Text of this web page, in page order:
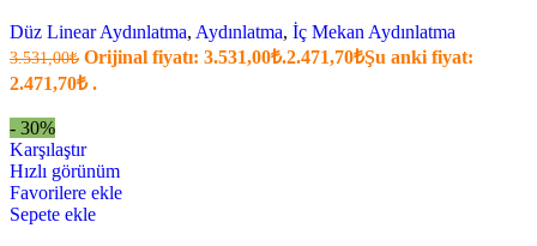
Düz Linear Aydınlatma, Aydınlatma, İç Mekan Aydınlatma
3.531,00₺ Orijinal fiyatı: 3.531,00₺.2.471,70₺Şu anki fiyat:
2.471,70₺ .
- 30%
Karşılaştır
Hızlı görünüm
Favorilere ekle
Sepete ekle